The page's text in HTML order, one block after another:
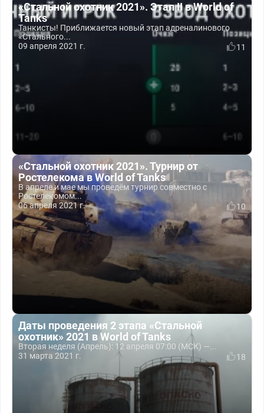
«Стальной охотник 2021». Этап II в World of
Tanks
Танкисты! Приближается новый этап адреналинового
«Стального...
09 апреля 2021 г.
11
«Стальной охотник 2021». Турнир от
Ростелекома в World of Tanks
В апреле и мае мы проведём турнир совместно с
Ростелекомом...
06 апреля 2021 г.
10
Даты проведения 2 этапа «Стальной
охотник» 2021 в World of Tanks
Вторая неделя (Апрель): 12 апреля 07:00 (МСК) —...
31 марта 2021 г.
18